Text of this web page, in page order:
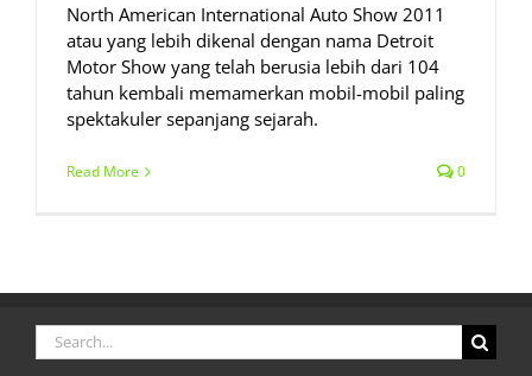
North American International Auto Show 2011
atau yang lebih dikenal dengan nama Detroit
Motor Show yang telah berusia lebih dari 104
tahun kembali memamerkan mobil-mobil paling
spektakuler sepanjang sejarah.
Read More 0
Search
for: